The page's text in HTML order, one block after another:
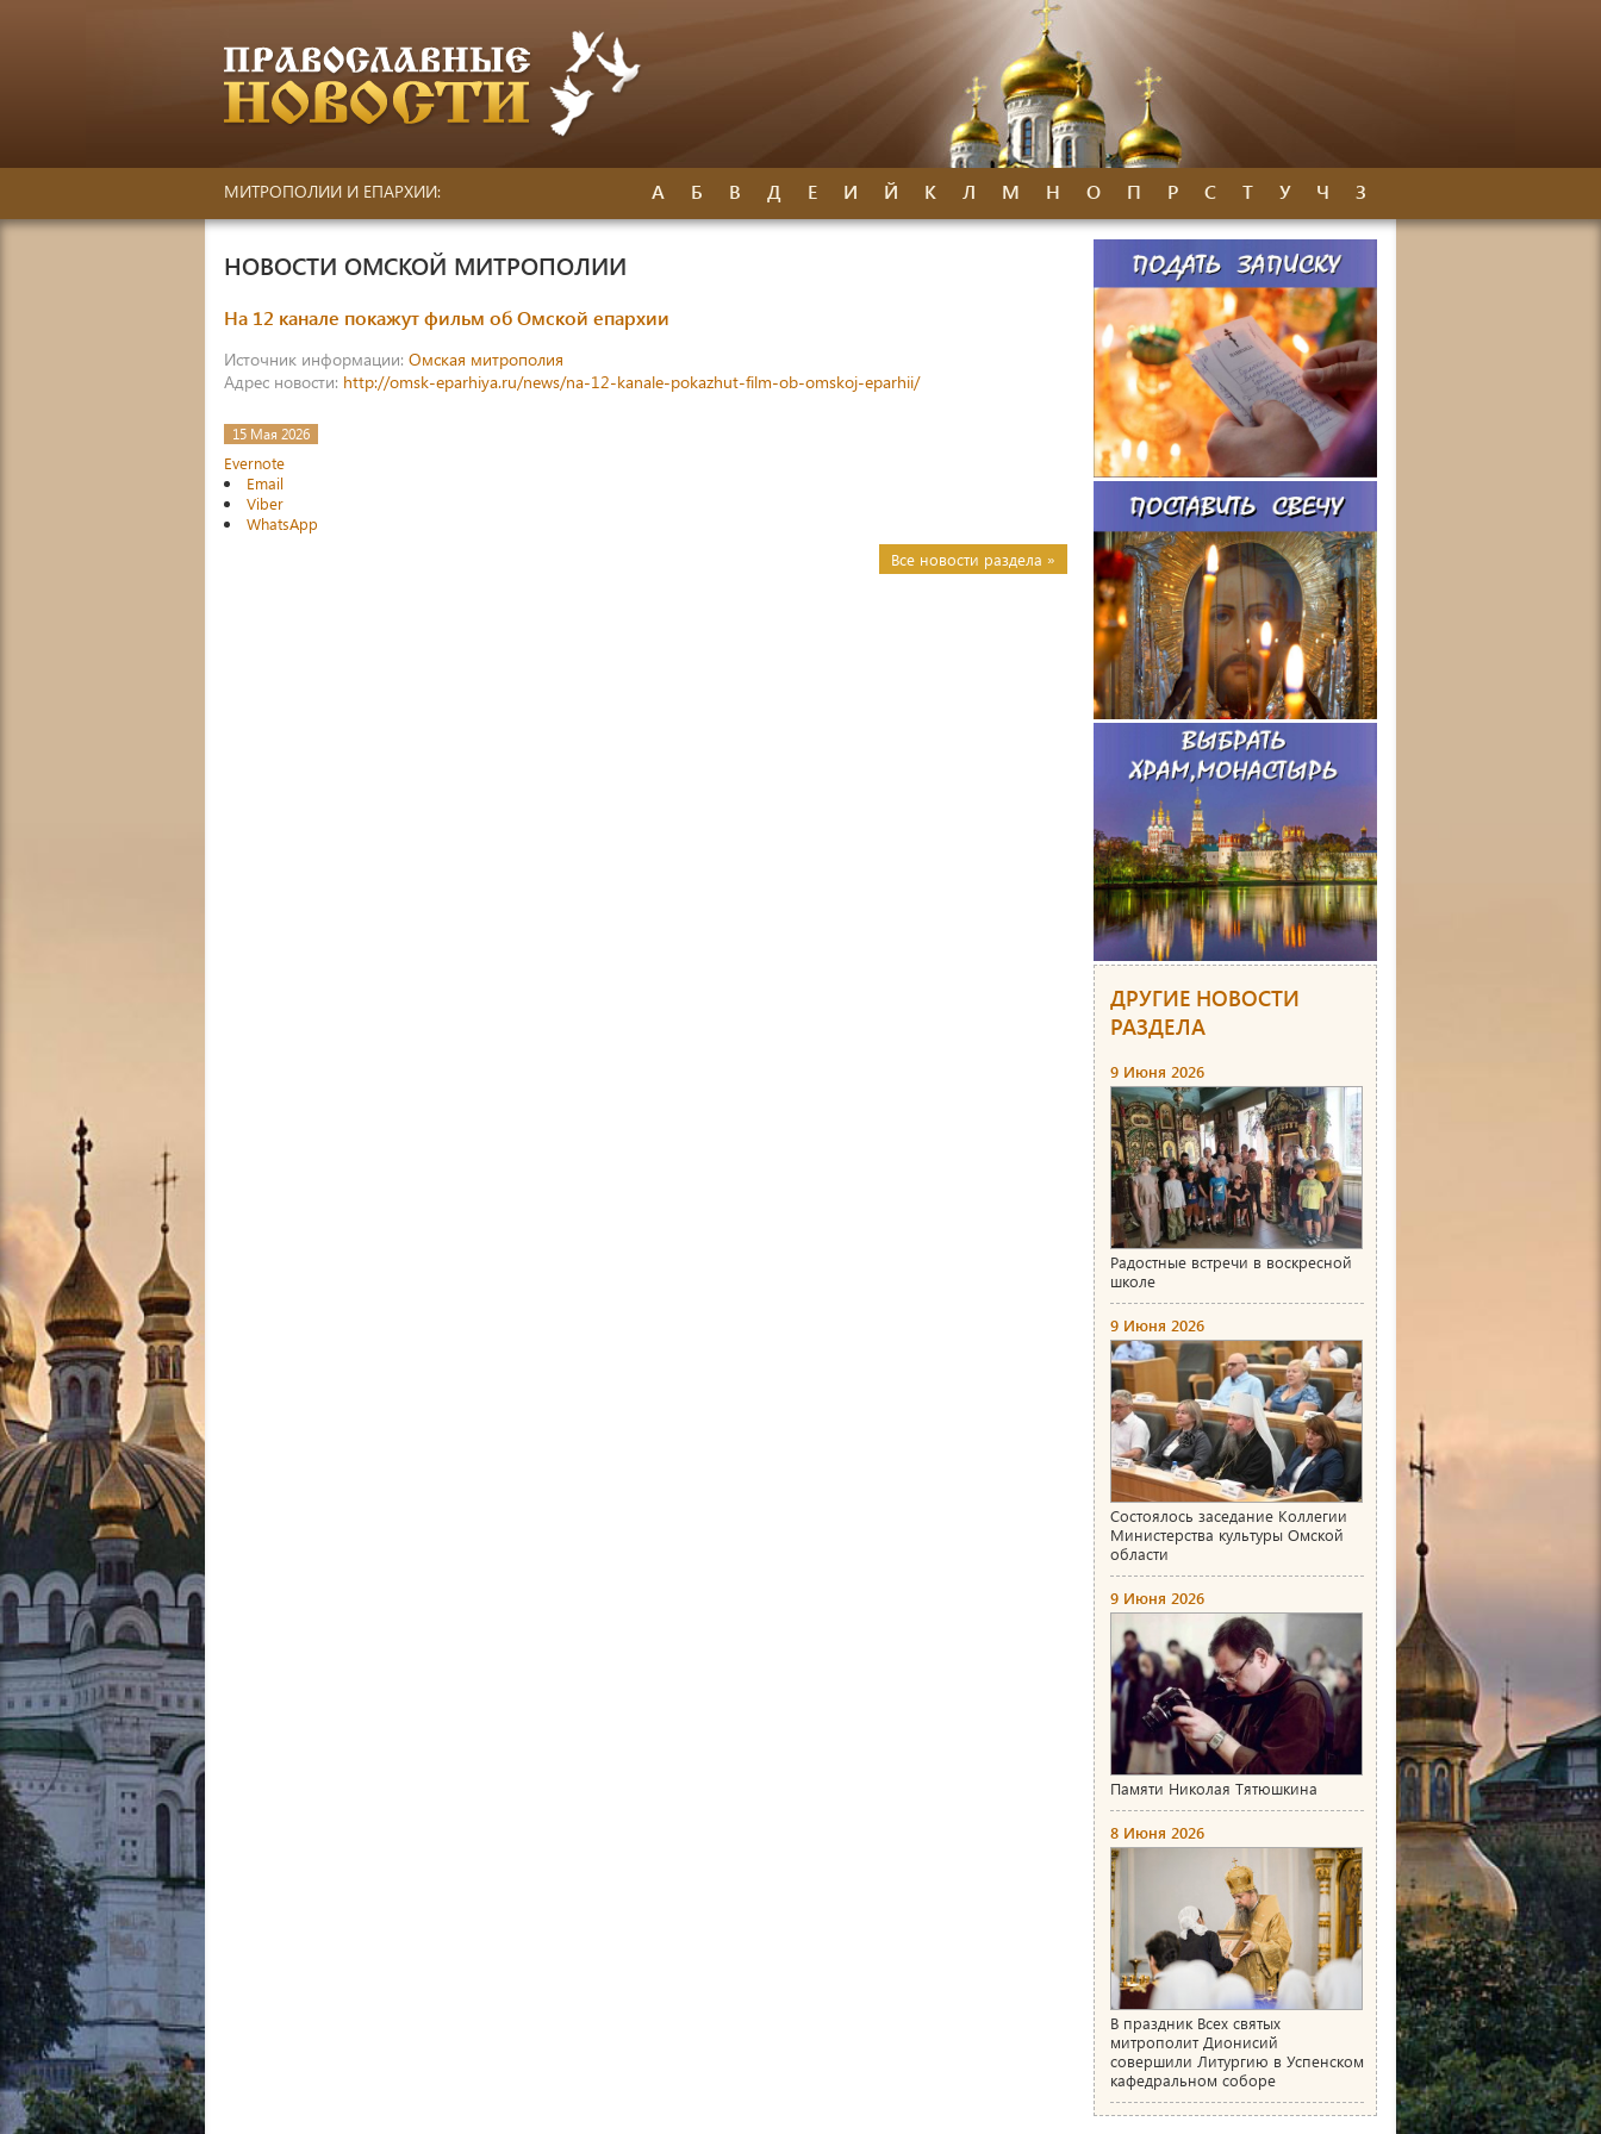
МИТРОПОЛИИ И ЕПАРХИИ: А Б В Д Е И Й К Л М Н О П Р С Т У Ч З
НОВОСТИ ОМСКОЙ МИТРОПОЛИИ
На 12 канале покажут фильм об Омской епархии
Источник информации: Омская митрополия
Адрес новости: http://omsk-eparhiya.ru/news/na-12-kanale-pokazhut-film-ob-omskoj-eparhii/
15 Мая 2026
Evernote
Email
Viber
WhatsApp
Все новости раздела »
ДРУГИЕ НОВОСТИ
РАЗДЕЛА
9 Июня 2026
Радостные встречи в воскресной
школе
9 Июня 2026
Состоялось заседание Коллегии
Министерства культуры Омской
области
9 Июня 2026
Памяти Николая Тятюшкина
8 Июня 2026
В праздник Всех святых
митрополит Дионисий
совершили Литургию в Успенском
кафедральном соборе